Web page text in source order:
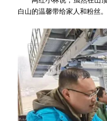
白山的温馨带给家人和粉丝。